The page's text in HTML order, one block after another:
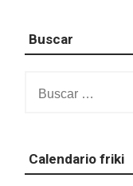
Buscar
Calendario friki